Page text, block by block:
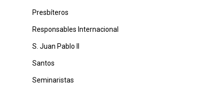
Presbíteros
Responsables Internacional
S. Juan Pablo II
Santos
Seminaristas